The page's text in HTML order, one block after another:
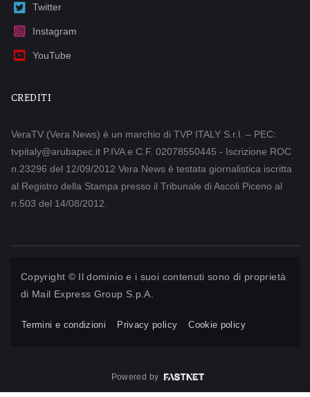
Twitter
Instagram
YouTube
CREDITI
VeraTV (Vera News) è un marchio di TVP ITALY S.r.l. – PEC:
tvpitaly@arubapec.it P.IVA e C.F. 02078550445 - Iscrizione ROC
n.23296 del 12/09/2012 Vera News è testata giornalistica iscritta
al Registro della Stampa presso il Tribunale di Ascoli Piceno al
n.503 del 14/08/2012.
Copyright © Il dominio e i suoi contenuti sono di proprietà
di Mail Express Group S.p.A.
Termini e condizioni Privacy policy Cookie policy
Powered by